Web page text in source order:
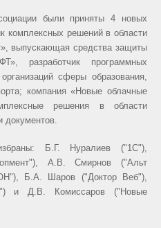
были приняты 4 новых
комплексных решений в области
выпускающая средства защиты
разработчик программных
сферы образования,
компания «Новые облачные
решения в области
документов.
Б.Г. Нуралиев ("1С"),
А.В. Смирнов ("Альт
Б.А. Шаров ("Доктор Веб"),
и Д.В. Комиссаров ("Новые